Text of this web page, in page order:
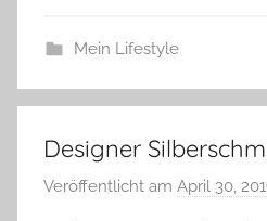
Mein Lifestyle
Designer
Veröffentlicht am April 30,